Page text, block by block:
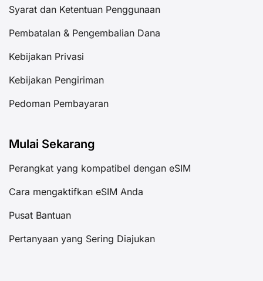
Syarat dan Ketentuan Penggunaan
Pembatalan & Pengembalian Dana
Kebijakan Privasi
Kebijakan Pengiriman
Pedoman Pembayaran
Mulai Sekarang
Perangkat yang kompatibel dengan eSIM
Cara mengaktifkan eSIM Anda
Pusat Bantuan
Pertanyaan yang Sering Diajukan